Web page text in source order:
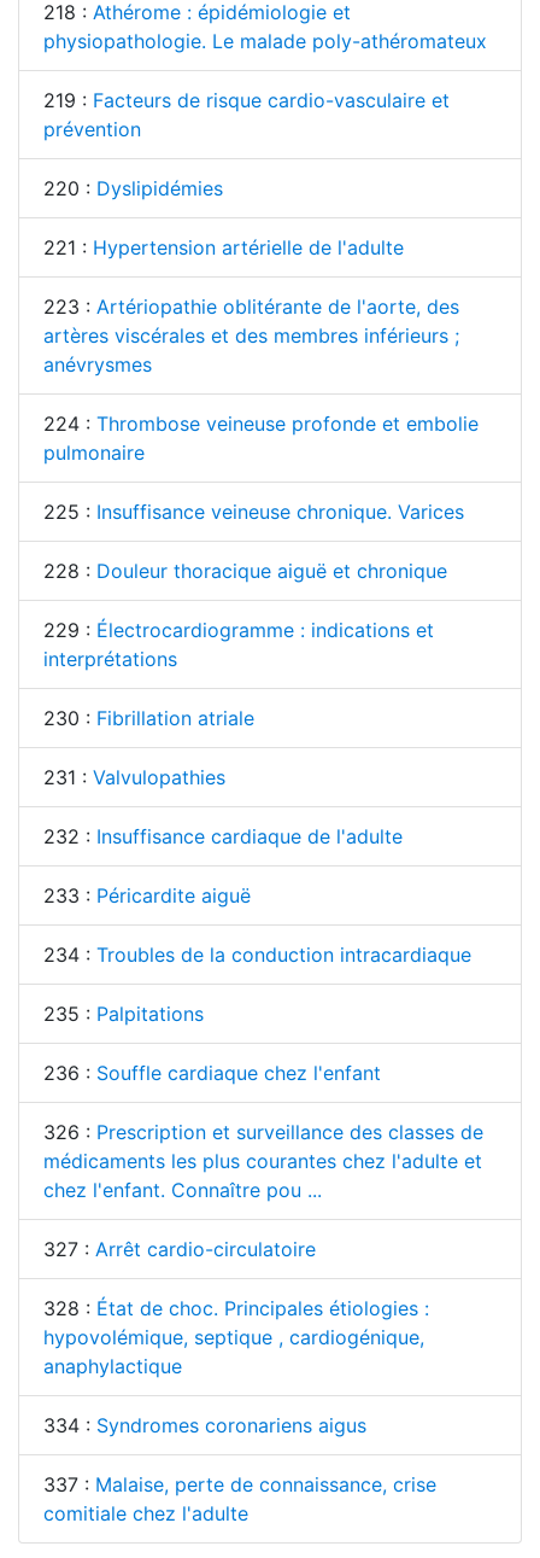
218 : Athérome : épidémiologie et
physiopathologie. Le malade poly-athéromateux
219 : Facteurs de risque cardio-vasculaire et
prévention
220 : Dyslipidémies
221 : Hypertension artérielle de l'adulte
223 : Artériopathie oblitérante de l'aorte, des
artères viscérales et des membres inférieurs ;
anévrysmes
224 : Thrombose veineuse profonde et embolie
pulmonaire
225 : Insuffisance veineuse chronique. Varices
228 : Douleur thoracique aiguë et chronique
229 : Électrocardiogramme : indications et
interprétations
230 : Fibrillation atriale
231 : Valvulopathies
232 : Insuffisance cardiaque de l'adulte
233 : Péricardite aiguë
234 : Troubles de la conduction intracardiaque
235 : Palpitations
236 : Souffle cardiaque chez l'enfant
326 : Prescription et surveillance des classes de
médicaments les plus courantes chez l'adulte et
chez l'enfant. Connaître pou ...
327 : Arrêt cardio-circulatoire
328 : État de choc. Principales étiologies :
hypovolémique, septique , cardiogénique,
anaphylactique
334 : Syndromes coronariens aigus
337 : Malaise, perte de connaissance, crise
comitiale chez l'adulte